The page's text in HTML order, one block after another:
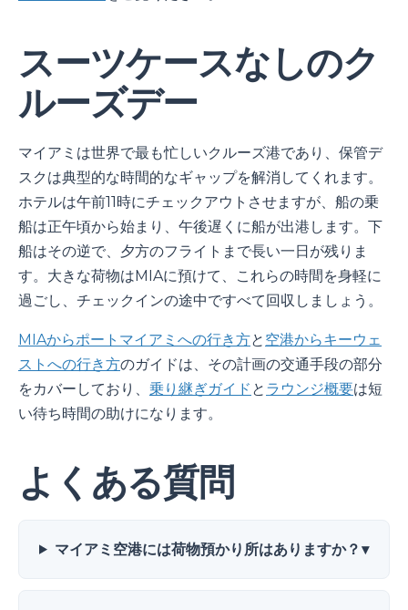
スーツケースなしのク
ルーズデー
マイアミは世界で最も忙しいクルーズ港であり、保管デ
スクは典型的な時間的なギャップを解消してくれます。
ホテルは午前11時にチェックアウトさせますが、船の乗
船は正午頃から始まり、午後遅くに船が出港します。下
船はその逆で、夕方のフライトまで長い一日が残りま
す。大きな荷物はMIAに預けて、これらの時間を身軽に
過ごし、チェックインの途中ですべて回収しましょう。
MIAからポートマイアミへの行き方と 空港からキーウェ
ストへの行き方のガイドは、その計画の交通手段の部分
をカバーしており、 乗り継ぎガイド と ラウンジ概要は短
い待ち時間の助けになります。
よくある質問
マイアミ空港には荷物預かり所はありますか？ ▾